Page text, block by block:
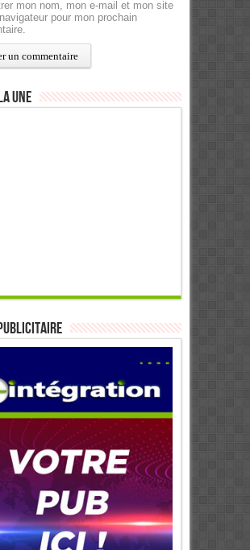
mon nom, mon e-mail et mon site
pour mon prochain
Une